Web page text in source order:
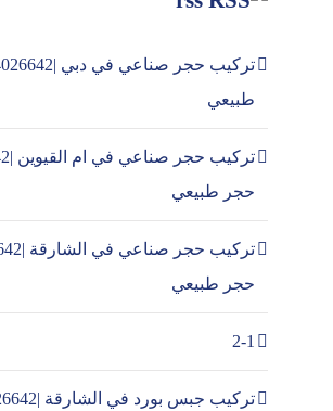
طبيعي
حجر طبيعي
حجر طبيعي
2-1